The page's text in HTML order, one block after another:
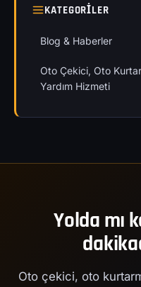
KATEGORILER
Blog & Haberler
Oto Çekici, Oto
Yardım Hizmeti
Yolda mı
Oto çekici, oto